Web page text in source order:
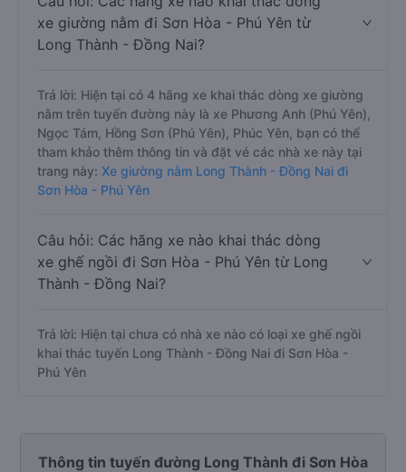
xe giường nằm đi Sơn Hòa - Phú Yên từ
Long Thành - Đồng Nai?
Trả lời: Hiện tại có 4 hãng xe khai thác dòng xe giường
nằm trên tuyến đường này là xe Phương Anh (Phú Yên),
Ngọc Tám, Hồng Sơn (Phú Yên), Phúc Yên, bạn có thể
tham khảo thêm thông tin và đặt vé các nhà xe này tại
trang này: Xe giường nằm Long Thành - Đồng Nai đi
Sơn Hòa - Phú Yên
Câu hỏi: Các hãng xe nào khai thác dòng
xe ghế ngồi đi Sơn Hòa - Phú Yên từ Long
Thành - Đồng Nai?
Trả lời: Hiện tại chưa có nhà xe nào có loại xe ghế ngồi
khai thác tuyến Long Thành - Đồng Nai đi Sơn Hòa -
Phú Yên
Thông tin tuyến đường Long Thành đi Sơn Hòa